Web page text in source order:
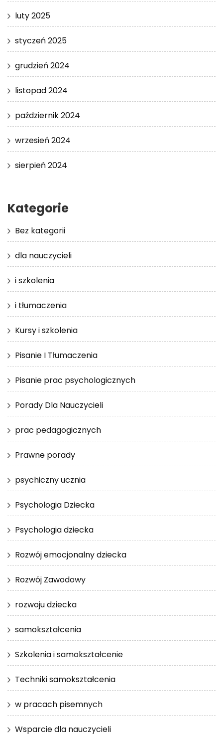
luty 2025
styczeń 2025
grudzień 2024
listopad 2024
październik 2024
wrzesień 2024
sierpień 2024
Kategorie
Bez kategorii
dla nauczycieli
i szkolenia
i tłumaczenia
Kursy i szkolenia
Pisanie I Tłumaczenia
Pisanie prac psychologicznych
Porady Dla Nauczycieli
prac pedagogicznych
Prawne porady
psychiczny ucznia
Psychologia Dziecka
Psychologia dziecka
Rozwój emocjonalny dziecka
Rozwój Zawodowy
rozwoju dziecka
samokształcenia
Szkolenia i samokształcenie
Techniki samokształcenia
w pracach pisemnych
Wsparcie dla nauczycieli